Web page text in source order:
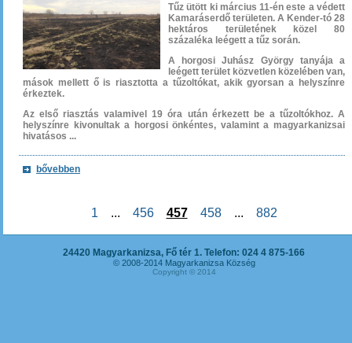
Tűz ütött ki március 11-én este a védett
Kamaráserdő területen. A Kender-tó 28
hektáros területének közel 80
százaléka leégett a tűz során.
A horgosi Juhász György tanyája a
leégett terület közvetlen közelében van,
mások mellett ő is riasztotta a tűzoltókat, akik gyorsan a helyszínre
érkeztek.
Az első riasztás valamivel 19 óra után érkezett be a tűzoltókhoz. A
helyszínre kivonultak a horgosi önkéntes, valamint a magyarkanizsai
hivatásos ...
bővebben
1 ... 456 457 458 ... 882
24420 Magyarkanizsa, Fő tér 1. Telefon: 024 4 875-166
© 2008-2014 Magyarkanizsa Község
Copyright © 2014